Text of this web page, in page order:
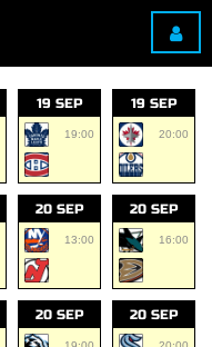
19 SEP
19:00
19 SEP
20:00
20 SEP
13:00
20 SEP
16:00
20 SEP 20 SEP